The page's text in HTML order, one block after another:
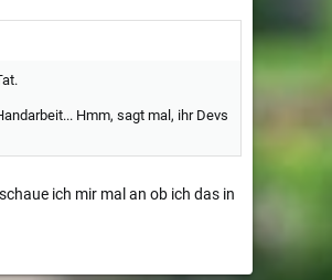
Hmm, sagt mal, ihr Devs
ich mir mal an ob ich das in